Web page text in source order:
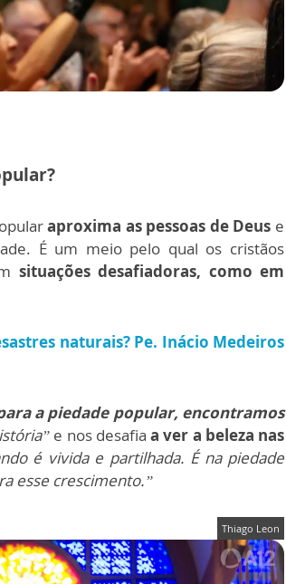
aproxima as pessoas de Deus e
É um meio pelo qual os cristãos
situações desafiadoras, como em
naturais? Pe. Inácio Medeiros
a piedade popular, encontramos
e nos desafiaa ver a beleza nas
é vivida e partilhada. É na piedade
esse crescimento.”
Thiago Leon